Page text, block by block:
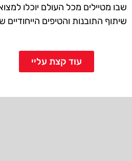
שבו מטיילים מכל העולם יוכלו
שיתוף התובנות והטיפים הייחודיים
עוד קצת עליי